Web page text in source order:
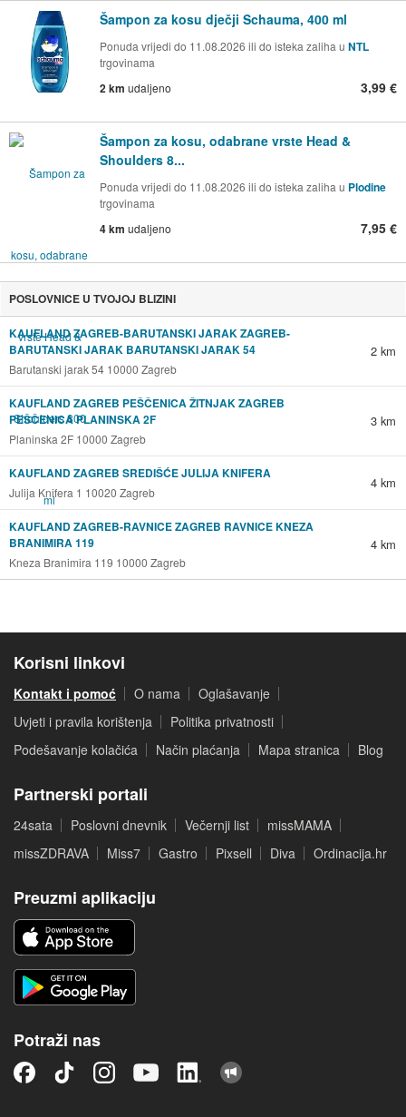
Šampon za kosu dječji Schauma, 400 ml
Ponuda vrijedi do 11.08.2026 ili do isteka zaliha u NTL
trgovinama
2 km udaljeno 3,99 €
Šampon za kosu, odabrane vrste Head &
Shoulders 8...
Ponuda vrijedi do 11.08.2026 ili do isteka zaliha u Plodine
trgovinama
4 km udaljeno 7,95 €
POSLOVNICE U TVOJOJ BLIZINI
KAUFLAND ZAGREB-BARUTANSKI JARAK ZAGREB-
BARUTANSKI JARAK BARUTANSKI JARAK 54
Barutanski jarak 54 10000 Zagreb
2 km
KAUFLAND ZAGREB PEŠČENICA ŽITNJAK ZAGREB
PEŠČENICA PLANINSKA 2F
Planinska 2F 10000 Zagreb
3 km
KAUFLAND ZAGREB SREDIŠĆE JULIJA KNIFERA
Julija Knifera 1 10020 Zagreb
4 km
KAUFLAND ZAGREB-RAVNICE ZAGREB RAVNICE KNEZA
BRANIMIRA 119
Kneza Branimira 119 10000 Zagreb
4 km
Korisni linkovi
Kontakt i pomoć O nama
Oglašavanje
Uvjeti i pravila korištenja
Politika privatnosti
Podešavanje kolačića
Način plaćanja Mapa stranica Blog
Partnerski portali
24sata Poslovni dnevnik Večernji list
missMAMA
missZDRAVA
Miss7 Gastro Pixsell Diva Ordinacija.hr
Preuzmi aplikaciju
Potraži nas